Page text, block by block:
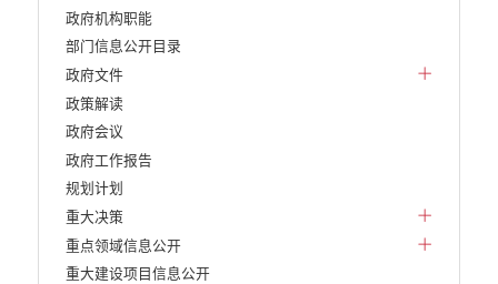
政府机构职能
部门信息公开目录
政府文件
政策解读
政府会议
政府工作报告
规划计划
重大决策
重点领域信息公开
重大建设项目信息公开